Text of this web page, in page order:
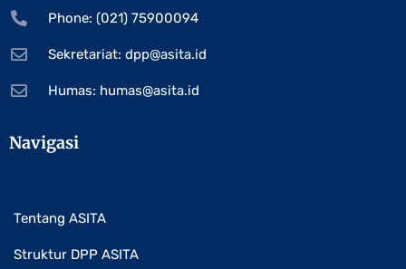
Phone: (021) 75900094
Sekretariat: dpp@asita.id
Humas: humas@asita.id
Navigasi
Tentang ASITA
Struktur DPP ASITA